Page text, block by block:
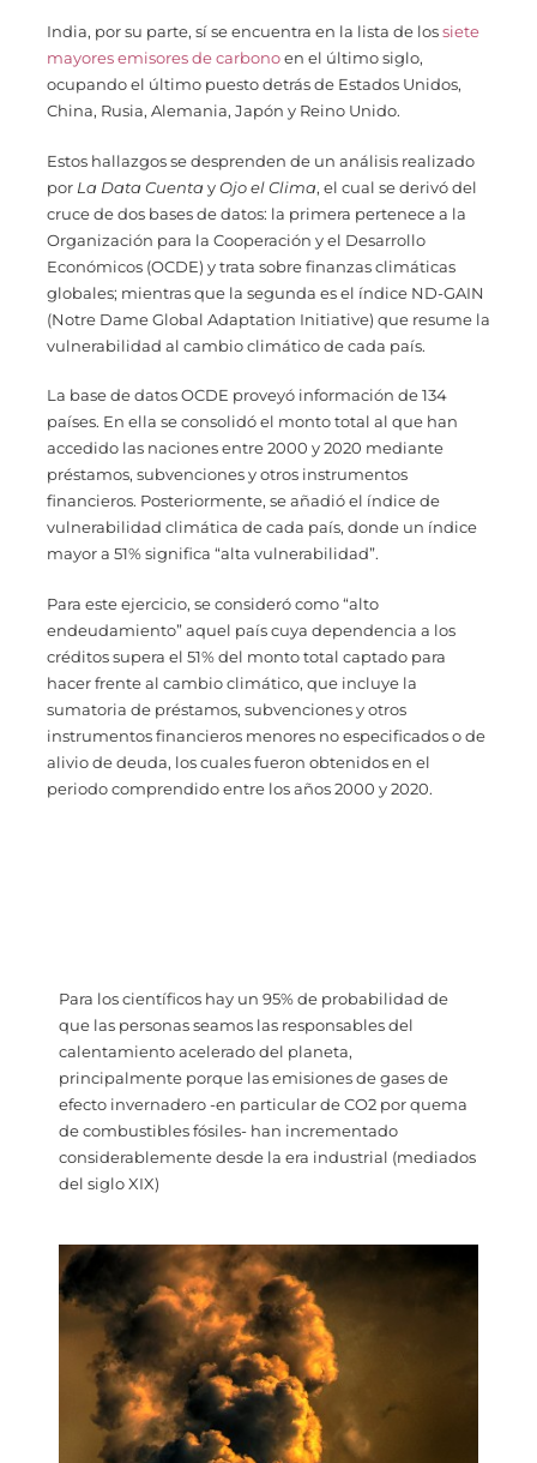
India, por su parte, sí se encuentra en la lista de lossiete
mayores emisores de carbonoen el último siglo,
ocupando el último puesto detrás de Estados Unidos,
China, Rusia, Alemania, Japón y Reino Unido.
Estos hallazgos se desprenden de un análisis realizado
por La Data Cuenta yOjo el Clima, el cual se derivó del
cruce de dos bases de datos: la primera pertenece a la
Organización para la Cooperación y el Desarrollo
Económicos (OCDE) y trata sobre finanzas climáticas
globales; mientras que la segunda es el índice ND-GAIN
(Notre Dame Global Adaptation Initiative) que resume la
vulnerabilidad al cambio climático de cada país.
La base de datos OCDE proveyó información de 134
países. En ella se consolidó el monto total al que han
accedido las naciones entre 2000 y 2020 mediante
préstamos, subvenciones y otros instrumentos
financieros. Posteriormente, se añadió el índice de
vulnerabilidad climática de cada país, donde un índice
mayor a 51% significa “alta vulnerabilidad”.
Para este ejercicio, se consideró como “alto
endeudamiento” aquel país cuya dependencia a los
créditos supera el 51% del monto total captado para
hacer frente al cambio climático, que incluye la
sumatoria de préstamos, subvenciones y otros
instrumentos financieros menores no especificados o de
alivio de deuda, los cuales fueron obtenidos en el
periodo comprendido entre los años 2000 y 2020.
Para los científicos hay un 95% de probabilidad de
que las personas seamos las responsables del
calentamiento acelerado del planeta,
principalmente porque las emisiones de gases de
efecto invernadero -en particular de CO2 por quema
de combustibles fósiles- han incrementado
considerablemente desde la era industrial (mediados
del siglo XIX)